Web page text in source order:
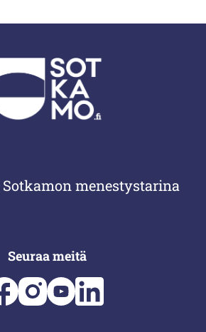
menestystarina
Seuraa meitä